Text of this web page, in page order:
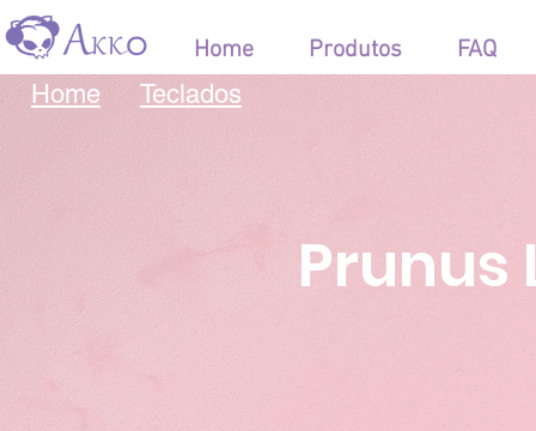
Home Produtos FAQ
Prunus
Home Teclados